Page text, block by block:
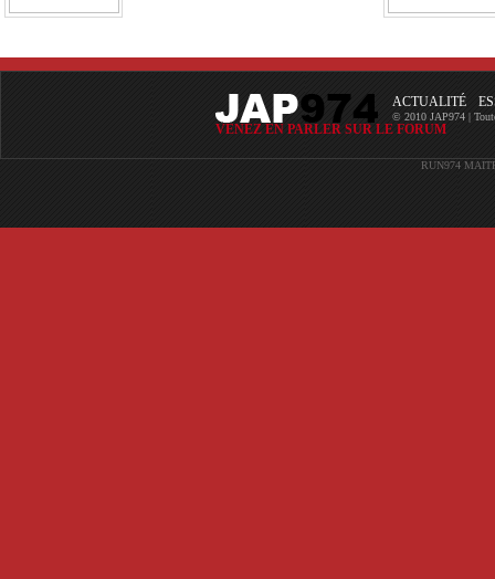
ACTUALITÉ
© 2010 JAP974 |
VENEZ EN PARLER SUR LE FORUM
RUN974